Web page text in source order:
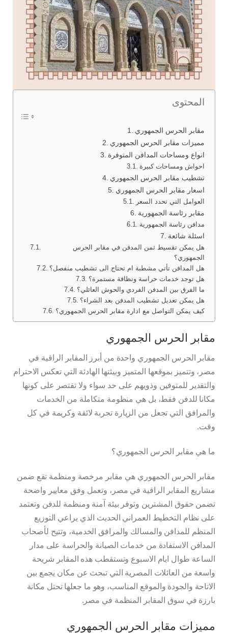
المحتوى
مقابر الحرس الجمهوري
مميزات مقابر الحرس الجمهوري
انواع ومساحات المدافن المتوفرة
احواش ومساحات كبيرة
تشطيب مقابر الحرس الجمهوري
اسعار مقابر الحرس الجمهوري
العوامل التي تحدد السعر
مقابر رئاسة الجمهورية
مدافن رئاسة الجمهورية
اسئلة شائعة
هل يمكن تقسيط ثمن المدفن في مقابر الحرس
الجمهوري؟
هل المدافن تأتي مشطبة ام تحتاج الى تشطيب منفصل؟
هل توجد خدمات حراسة ونظافة مستمرة؟
ما الفرق بين المدفن الفردي والحوش العائلي؟
هل يمكن تعديل تشطيب المدفن بعد الشراء؟
كيف يمكن التواصل مع ادارة مقابر الحرس الجمهوري؟
مقابر الحرس الجمهوري
مقابر الحرس الجمهوري واحدة من أبرز المقابر الراقية في
مصر، وتتميز بموقعها المتميز وبيئتها الهادئة التي تعكس الاحترام
والتقدير للمتوفين وذويهم على حد سواء ولا تقتصر على كونها
مكانا للدفن فقط، بل هي منظومة متكاملة من الخدمات
والمرافق التي تجعل من الزيارة تجربة لائقة وكريمة في كل
وقت.
ما هي مقابر الحرس الجمهوري؟
مقابر الحرس الجمهوري هي مقابر مرخصة ومنظمة تقع ضمن
مشاريع المقابر الراقية في مصر، وتعمل وفق معايير واضحة
تضمن حقوق المشترين وتوفر بيئة آمنة ومنظمة للدفن وتعتمد
على نظام التخطيط العمراني الحديث الذي يراعي التوزيع
المنظم للمدافن والمسالك والمرافق الخدمية، وتتيح لأصحاب
المدافن الاستفادة من خدمات الصيانة والحراسة على مدار
الساعة طوال ايام الاسبوع وتستقطب هذه المقابر شريحة
واسعة من العائلات المصرية التي تبحث عن مكان يجمع بين
الاتاحة والجودة والموقع المناسب، وهو ما جعلها تحتل مكانة
بارزة في سوق المقابر المنظمة في مصر.
مميزات مقابر الحرس الجمهوري